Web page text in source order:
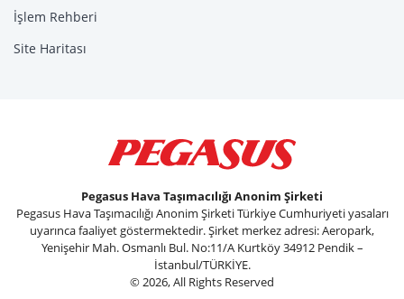
İşlem Rehberi
Site Haritası
Pegasus Hava Taşımacılığı Anonim Şirketi
Pegasus Hava Taşımacılığı Anonim Şirketi Türkiye Cumhuriyeti yasaları
uyarınca faaliyet göstermektedir. Şirket merkez adresi: Aeropark,
Yenişehir Mah. Osmanlı Bul. No:11/A Kurtköy 34912 Pendik –
İstanbul/TÜRKİYE.
© 2026, All Rights Reserved